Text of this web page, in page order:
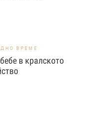
ВРЕМЕ
в кралското